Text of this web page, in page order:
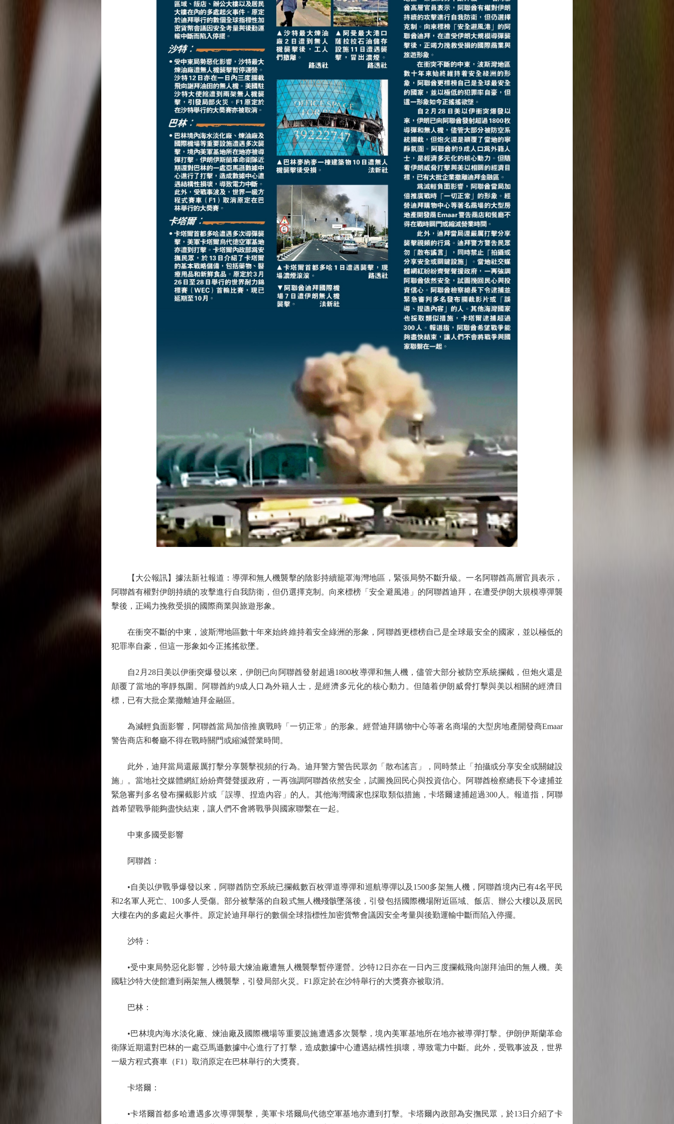
【大公報訊】據法新社報道：導彈和無人機襲擊的陰影持續籠罩海灣地區，緊張局勢不斷升級。一名阿聯酋高層官員表示，
阿聯酋有權對伊朗持續的攻擊進行自我防衛，但仍選擇克制。向來標榜「安全避風港」的阿聯酋迪拜，在遭受伊朗大規模導彈襲
擊後，正竭力挽救受損的國際商業與旅遊形象。
在衝突不斷的中東，波斯灣地區數十年來始終維持着安全綠洲的形象，阿聯酋更標榜自己是全球最安全的國家，並以極低的
犯罪率自豪，但這一形象如今正搖搖欲墜。
自2月28日美以伊衝突爆發以來，伊朗已向阿聯酋發射超過1800枚導彈和無人機，儘管大部分被防空系統攔截，但炮火還是
顛覆了當地的寧靜氛圍。阿聯酋約9成人口為外籍人士，是經濟多元化的核心動力。但隨着伊朗威脅打擊與美以相關的經濟目
標，已有大批企業撤離迪拜金融區。
為減輕負面影響，阿聯酋當局加倍推廣戰時「一切正常」的形象。經營迪拜購物中心等著名商場的大型房地產開發商Emaar
警告商店和餐廳不得在戰時關門或縮減營業時間。
此外，迪拜當局還嚴厲打擊分享襲擊視頻的行為。迪拜警方警告民眾勿「散布謠言」，同時禁止「拍攝或分享安全或關鍵設
施」。當地社交媒體網紅紛紛齊聲聲援政府，一再強調阿聯酋依然安全，試圖挽回民心與投資信心。阿聯酋檢察總長下令逮捕並
緊急審判多名發布攔截影片或「誤導、捏造內容」的人。其他海灣國家也採取類似措施，卡塔爾逮捕超過300人。報道指，阿聯
酋希望戰爭能夠盡快結束，讓人們不會將戰爭與國家聯繫在一起。
中東多國受影響
阿聯酋：
•自美以伊戰爭爆發以來，阿聯酋防空系統已攔截數百枚彈道導彈和巡航導彈以及1500多架無人機，阿聯酋境內已有4名平民
和2名軍人死亡、100多人受傷。部分被擊落的自殺式無人機殘骸墜落後，引發包括國際機場附近區域、飯店、辦公大樓以及居民
大樓在內的多處起火事件。原定於迪拜舉行的數個全球指標性加密貨幣會議因安全考量與後勤運輸中斷而陷入停擺。
沙特：
•受中東局勢惡化影響，沙特最大煉油廠遭無人機襲擊暫停運營。沙特12日亦在一日內三度攔截飛向謝拜油田的無人機。美
國駐沙特大使館遭到兩架無人機襲擊，引發局部火災。F1原定於在沙特舉行的大獎賽亦被取消。
巴林：
•巴林境內海水淡化廠、煉油廠及國際機場等重要設施遭遇多次襲擊，境內美軍基地所在地亦被導彈打擊。伊朗伊斯蘭革命
衛隊近期還對巴林的一處亞馬遜數據中心進行了打擊，造成數據中心遭遇結構性損壞，導致電力中斷。此外，受戰事波及，世界
一級方程式賽車（F1）取消原定在巴林舉行的大獎賽。
卡塔爾：
•卡塔爾首都多哈遭遇多次導彈襲擊，美軍卡塔爾烏代德空軍基地亦遭到打擊。卡塔爾內政部為安撫民眾，於13日介紹了卡